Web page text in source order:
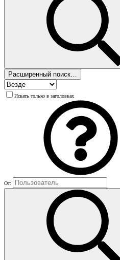
Расширенный поиск…
Искать только в заголовках
От: